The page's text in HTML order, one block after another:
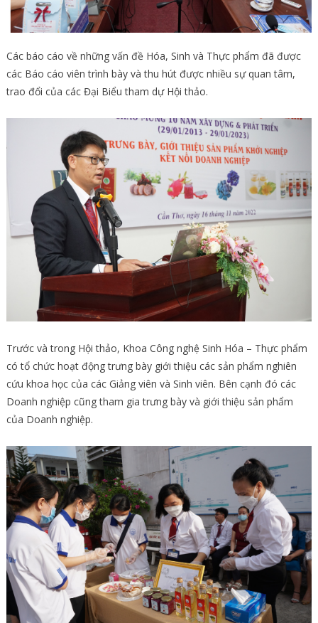
Các báo cáo về những vấn đề Hóa, Sinh và Thực phẩm đã được
các Báo cáo viên trình bày và thu hút được nhiều sự quan tâm,
trao đổi của các Đại Biểu tham dự Hội thảo.
Trước và trong Hội thảo, Khoa Công nghệ Sinh Hóa – Thực phẩm
có tổ chức hoạt động trưng bày giới thiệu các sản phẩm nghiên
cứu khoa học của các Giảng viên và Sinh viên. Bên cạnh đó các
Doanh nghiệp cũng tham gia trưng bày và giới thiệu sản phẩm
của Doanh nghiệp.